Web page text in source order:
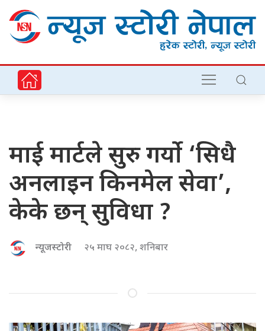
माई मार्टले सुरु गर्यो ‘सिधै
अनलाइन किनमेल सेवा’,
केके छन् सुविधा ?
न्यूजस्टोरी २५ माघ २०८२, शनिबार